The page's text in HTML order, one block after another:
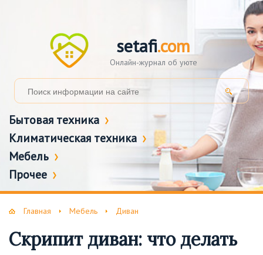
setafi.com
Онлайн-журнал об уюте
Бытовая техника
Климатическая техника
Мебель
Прочее
Главная Мебель Диван
Скрипит диван: что делать